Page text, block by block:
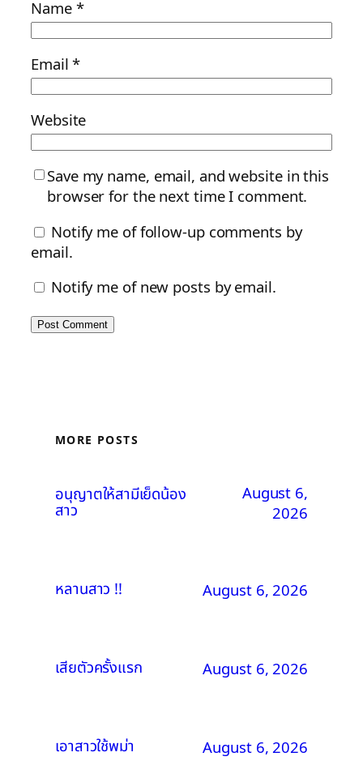
Name *
Email*
Website
Save my name, email, and website in this
browser for the next time I comment.
Notify me of follow-up comments by
email.
Notify me of new posts by email.
MORE POSTS
อนุญาตให้สามีเย็ดน้อง
สาว
August 6,
2026
หลานสาว !! August 6, 2026
เสียตัวครั้งแรก August 6, 2026
เอาสาวใช้พม่า August 6, 2026